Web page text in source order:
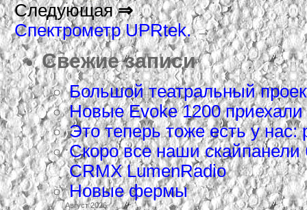
Следующая⇒
Спектрометр UPRtek.→
Свежие записи
Большой театральный
Новые Evoke 1200 приехали
Это теперь тоже есть у нас:
Скоро все наши скайпанели
CRMX LumenRadio
Новые фермы
Август 2026